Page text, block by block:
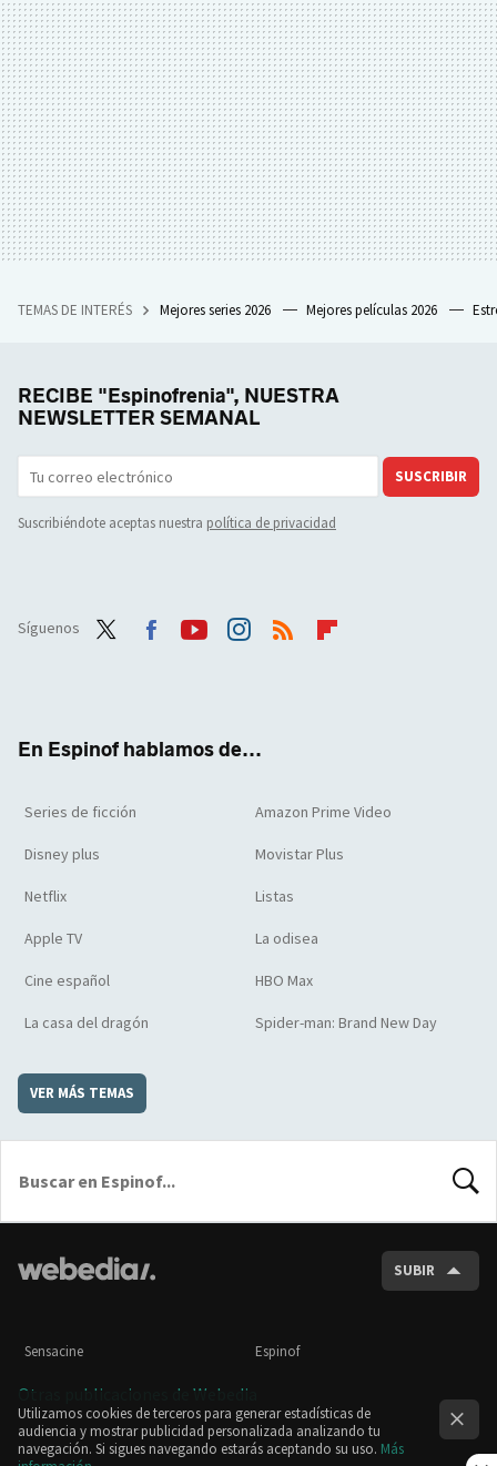
TEMAS DE INTERÉS Mejores series 2026 Mejores películas 2026
RECIBE "Espinofrenia", NUESTRA
NEWSLETTER SEMANAL
SUSCRIBIR
Suscribiéndote aceptas nuestra política de privacidad
Síguenos
En Espinof hablamos de...
Series de ficción Amazon Prime Video
Disney plus Movistar Plus
Netflix Listas
Apple TV La odisea
Cine español HBO Max
La casa del dragón Spider-man: Brand New Day
VER MÁS TEMAS
SUBIR
Sensacine Espinof
Otras publicaciones de Webedia
Utilizamos cookies de terceros para generar estadísticas de
audiencia y mostrar publicidad personalizada analizando tu
navegación. Si sigues navegando estarás aceptando su uso. Más